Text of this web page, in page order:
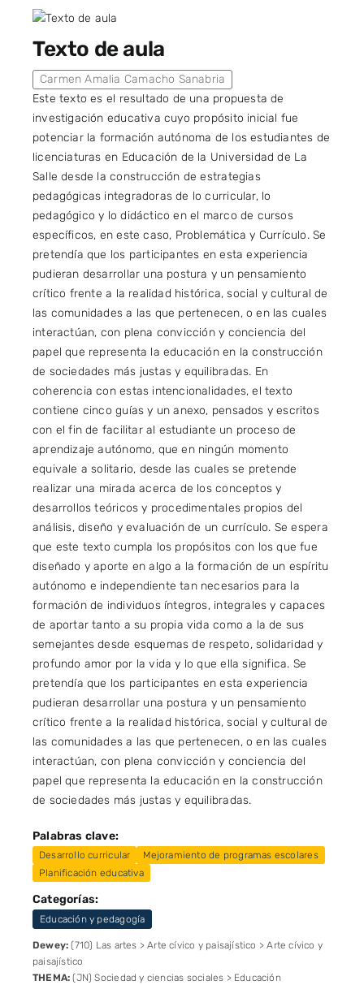
Texto de aula
Carmen Amalia Camacho Sanabria
Este texto es el resultado de una propuesta de
investigación educativa cuyo propósito inicial fue
potenciar la formación autónoma de los estudiantes de
licenciaturas en Educación de la Universidad de La
Salle desde la construcción de estrategias
pedagógicas integradoras de lo curricular, lo
pedagógico y lo didáctico en el marco de cursos
específicos, en este caso, Problemática y Currículo. Se
pretendía que los participantes en esta experiencia
pudieran desarrollar una postura y un pensamiento
crítico frente a la realidad histórica, social y cultural de
las comunidades a las que pertenecen, o en las cuales
interactúan, con plena convicción y conciencia del
papel que representa la educación en la construcción
de sociedades más justas y equilibradas. En
coherencia con estas intencionalidades, el texto
contiene cinco guías y un anexo, pensados y escritos
con el fin de facilitar al estudiante un proceso de
aprendizaje autónomo, que en ningún momento
equivale a solitario, desde las cuales se pretende
realizar una mirada acerca de los conceptos y
desarrollos teóricos y procedimentales propios del
análisis, diseño y evaluación de un currículo. Se espera
que este texto cumpla los propósitos con los que fue
diseñado y aporte en algo a la formación de un espíritu
autónomo e independiente tan necesarios para la
formación de individuos íntegros, integrales y capaces
de aportar tanto a su propia vida como a la de sus
semejantes desde esquemas de respeto, solidaridad y
profundo amor por la vida y lo que ella significa. Se
pretendía que los participantes en esta experiencia
pudieran desarrollar una postura y un pensamiento
crítico frente a la realidad histórica, social y cultural de
las comunidades a las que pertenecen, o en las cuales
interactúan, con plena convicción y conciencia del
papel que representa la educación en la construcción
de sociedades más justas y equilibradas.
Palabras clave:
Desarrollo curricular
Mejoramiento de programas escolares
Planificación educativa
Categorías:
Educación y pedagogía
Dewey: (710) Las artes > Arte cívico y paisajístico > Arte cívico y
paisajístico
THEMA: (JN) Sociedad y ciencias sociales > Educación